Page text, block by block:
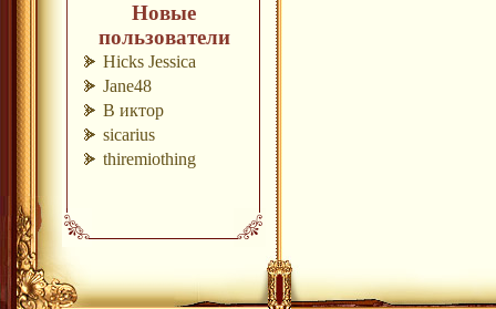
Новые
пользователи
Hicks Jessica
Jane48
В иктор
sicarius
thiremiothing